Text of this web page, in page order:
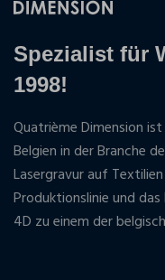
Spezialist für
1998!
Quatrième Dimension
Belgien in der Branche
Lasergravur auf
Produktionslinie und
4D zu einem der